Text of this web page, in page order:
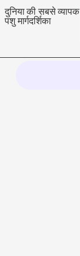
दुनिया की सबसे व्यापक
पशु मार्गदर्शिका